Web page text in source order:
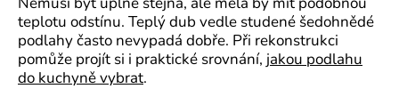
teplotu odstínu. Teplý dub vedle studené šedohnědé
podlahy často nevypadá dobře. Při rekonstrukci
pomůže projít si i praktické srovnání, jakou podlahu
do kuchyně vybrat.